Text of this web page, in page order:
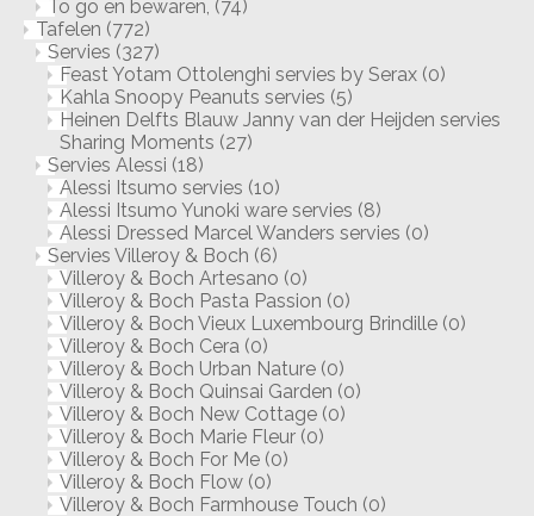
To go en bewaren, (74)
Tafelen (772)
Servies (327)
Feast Yotam Ottolenghi servies by Serax (0)
Kahla Snoopy Peanuts servies (5)
Heinen Delfts Blauw Janny van der Heijden servies
Sharing Moments (27)
Servies Alessi (18)
Alessi Itsumo servies (10)
Alessi Itsumo Yunoki ware servies (8)
Alessi Dressed Marcel Wanders servies (0)
Servies Villeroy & Boch (6)
Villeroy & Boch Artesano (0)
Villeroy & Boch Pasta Passion (0)
Villeroy & Boch Vieux Luxembourg Brindille (0)
Villeroy & Boch Cera (0)
Villeroy & Boch Urban Nature (0)
Villeroy & Boch Quinsai Garden (0)
Villeroy & Boch New Cottage (0)
Villeroy & Boch Marie Fleur (0)
Villeroy & Boch For Me (0)
Villeroy & Boch Flow (0)
Villeroy & Boch Farmhouse Touch (0)